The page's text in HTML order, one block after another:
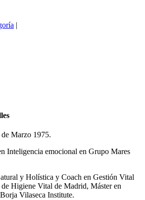
|
Marzo 1975.
Inteligencia emocional en Grupo Mares
y Holística y Coach en Gestión Vital
Higiene Vital de Madrid, Máster en
Vilaseca Institute.